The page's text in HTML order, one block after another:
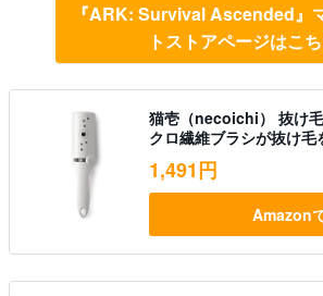
『ARK: Survival Ascended』
トストアページはこ
猫壱（necoichi） 抜け
クロ繊維ブラシが抜け毛
1,491円
Amazon